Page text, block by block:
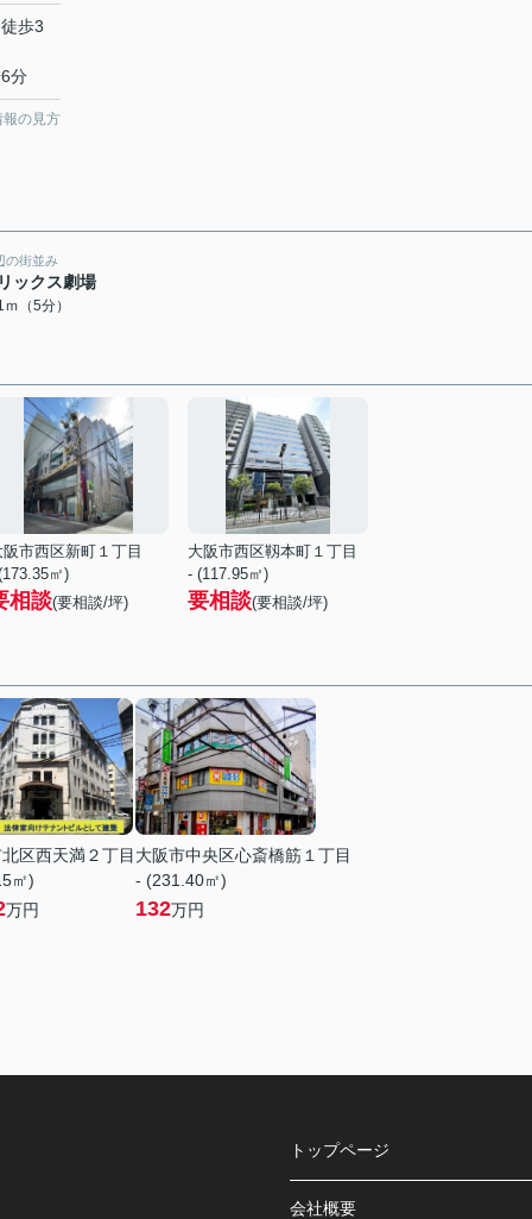
歩3
分
報の見方
の街並み
ックス劇場
（5分）
阪市西区新町１丁目
㎡)
相談(要相談/坪)
大阪市西区靱本町１丁目
- (117.95㎡)
要相談(要相談/坪)
区西天満２丁目
㎡)
万円
大阪市中央区心斎橋筋１丁目
- (231.40㎡)
132万円
トップページ
会社概要